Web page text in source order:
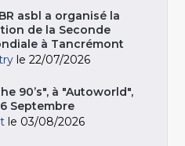
asbl a organisé la
de la Seconde
à Tancrémont
le 22/07/2026
90’s", à "Autoworld",
Septembre
le 03/08/2026